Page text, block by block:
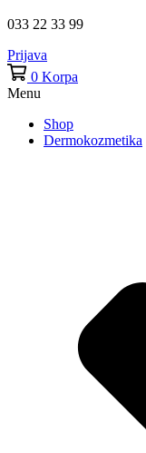
033 22 33 99
Prijava
0 Korpa
Menu
Shop
Dermokozmetika